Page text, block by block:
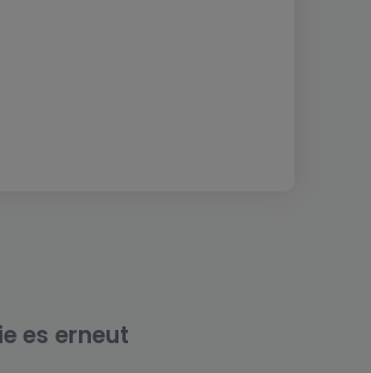
es erneut